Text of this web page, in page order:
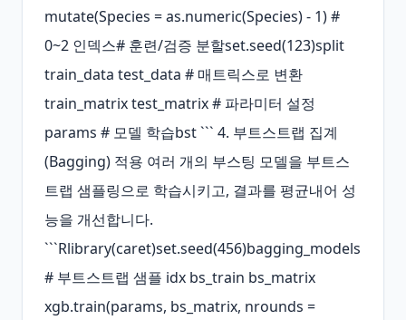
mutate(Species = as.numeric(Species) - 1) #
0~2 인덱스# 훈련/검증 분할set.seed(123)split
train_data test_data # 매트릭스로 변환
train_matrix test_matrix # 파라미터 설정
params # 모델 학습bst ``` 4. 부트스트랩 집계
(Bagging) 적용 여러 개의 부스팅 모델을 부트스
트랩 샘플링으로 학습시키고, 결과를 평균내어 성
능을 개선합니다.
```Rlibrary(caret)set.seed(456)bagging_models
# 부트스트랩 샘플 idx bs_train bs_matrix
xgb.train(params, bs_matrix, nrounds =